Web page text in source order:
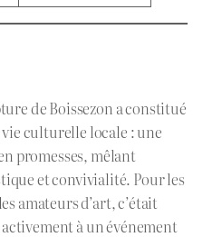
de Boissezon a constitué
culturelle locale : une
promesses, mêlant
et convivialité. Pour les
amateurs d’art, c’était
à un événement